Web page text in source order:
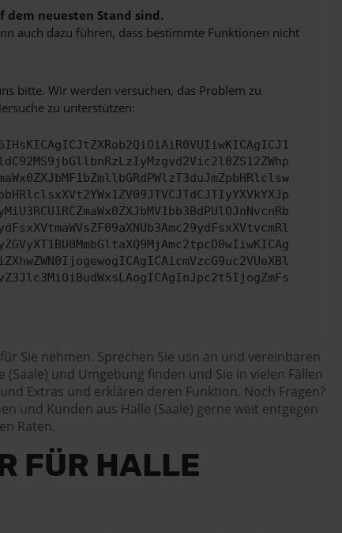
dem neuesten Stand sind.
auch dazu führen, dass bestimmte Funktionen nicht
bitte. Wir werden versuchen, das Problem zu
zu unterstützen:
Sie nehmen. Sprechen Sie usn an und vereinbaren
und Umgebung finden und Sie in vielen Fällen
Extras und erklären deren Funktion. Noch Fragen?
und Kunden aus Halle (Saale) gerne weit entgegen
Raten.
FÜR HALLE